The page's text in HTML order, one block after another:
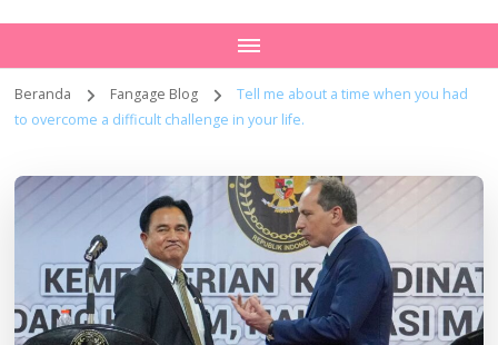
Beranda Fangage Blog
Tell me about a time when you had
to overcome a difficult challenge in your life.